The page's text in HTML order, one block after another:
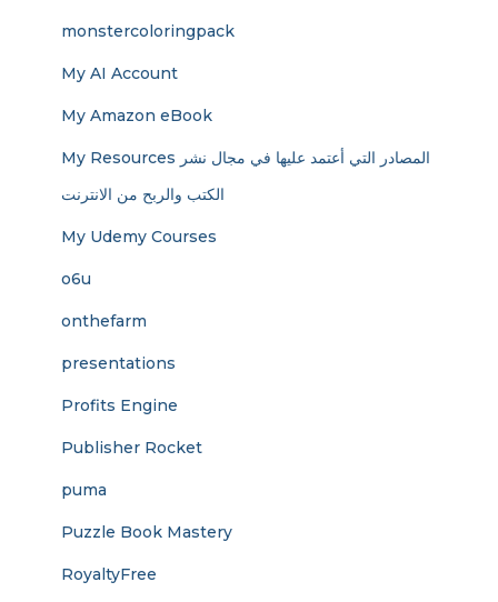
monstercoloringpack
My AI Account
My Amazon eBook
My Resources المصادر التي أعتمد عليها في مجال نشر
الكتب والربح من الانترنت
My Udemy Courses
o6u
onthefarm
presentations
Profits Engine
Publisher Rocket
puma
Puzzle Book Mastery
RoyaltyFree